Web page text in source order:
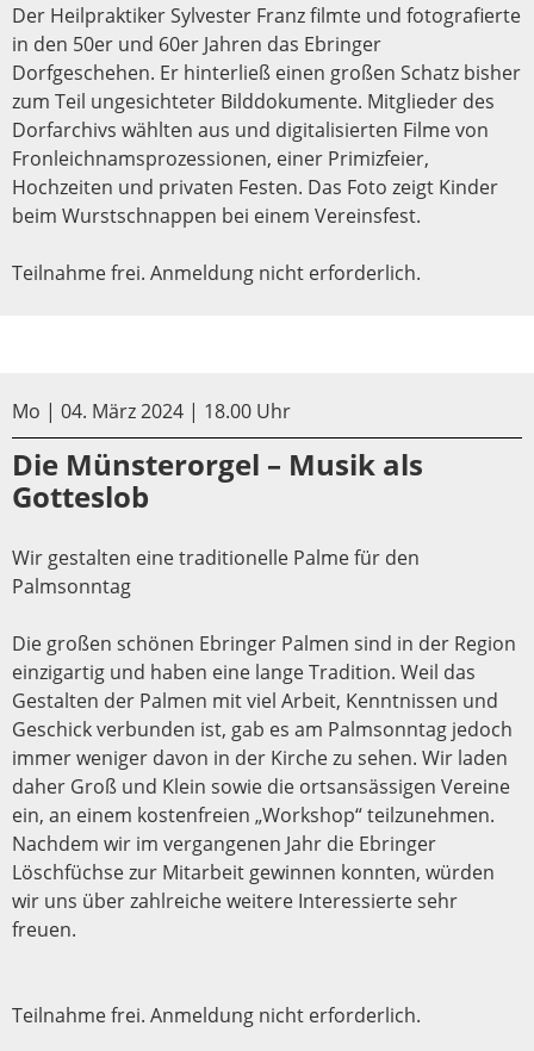
Der Heilpraktiker Sylvester Franz filmte und fotografierte
in den 50er und 60er Jahren das Ebringer
Dorfgeschehen. Er hinterließ einen großen Schatz bisher
zum Teil ungesichteter Bilddokumente. Mitglieder des
Dorfarchivs wählten aus und digitalisierten Filme von
Fronleichnamsprozessionen, einer Primizfeier,
Hochzeiten und privaten Festen. Das Foto zeigt Kinder
beim Wurstschnappen bei einem Vereinsfest.
Teilnahme frei. Anmeldung nicht erforderlich.
Mo | 04. März 2024 | 18.00 Uhr
Die Münsterorgel – Musik als
Gotteslob
Wir gestalten eine traditionelle Palme für den
Palmsonntag
Die großen schönen Ebringer Palmen sind in der Region
einzigartig und haben eine lange Tradition. Weil das
Gestalten der Palmen mit viel Arbeit, Kenntnissen und
Geschick verbunden ist, gab es am Palmsonntag jedoch
immer weniger davon in der Kirche zu sehen. Wir laden
daher Groß und Klein sowie die ortsansässigen Vereine
ein, an einem kostenfreien „Workshop“ teilzunehmen.
Nachdem wir im vergangenen Jahr die Ebringer
Löschfüchse zur Mitarbeit gewinnen konnten, würden
wir uns über zahlreiche weitere Interessierte sehr
freuen.
Teilnahme frei. Anmeldung nicht erforderlich.